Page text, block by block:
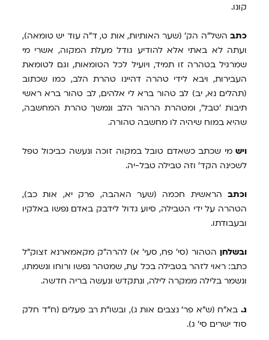
קונו.
כתב השל"ה הק' (שער האותיות, אות ט, ד"ה עוד יש טומאה),
ועתה לא באתי אלא להודיע גודל מעלת המקוה, אשרי מי
שמרגיל בטהרה זו תמיד, ויועיל לכל הטומאות, וגם לטומאת
העבירות, ויבא לידי טהרה דהיינו טהרת הלב, כמו שכתוב
(תהלים נא, יב) לב טהור ברא לי אלהים, לב טהור ברא ראשי
תיבות 'טבל', ומטהרת הרהור הלב ונמשך טהרת המחשבה,
שהיא במוח שיהיה לו מחשבה טהורה.
ויש מי שכתב כשאדם טובל במקוה זוכה ונעשה כביכול טפל
לשכינה הקד' וזה טבילה טבל-יה.
וכתב הראשית חכמה (שער האהבה, פרק יא, אות כב),
הטהרה על ידי הטבילה, סיוע גדול לידבק באדם נפשו באלקיו
ובעבודתו.
ובשלחן הטהור (סי' פח, סעי' א) להרה"ק מקאמארנא זצוק"ל
כתב: ראוי לזהר בטבילה בכל עת, שמטהר נפשו ורוחו ונשמתו,
ונשמר בלילה ממקרה לילה, ונתקדש ונעשה בריה חדשה.
ג. בא"ח (ש"א פר' נצבים אות ג), ובשו"ת רב פעלים (ח"ד חלק
סוד ישרים סי' ג).